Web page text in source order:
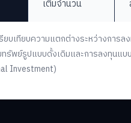
ยบเทียบความแตกต่างระหว่างการล
รัพย์รูปแบบดั้งเดิมและการลงทุนแบ
Investment)
เต็มจำนวน